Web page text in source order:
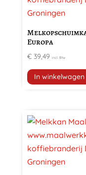
Europa
€39,49 incl. Btw
In winkelwagen